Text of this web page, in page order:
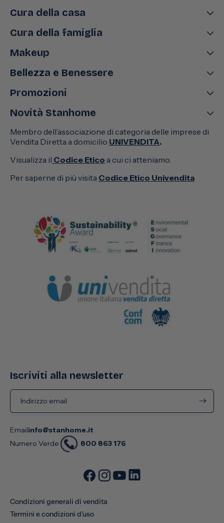
Cura della casa
Cura della famiglia
Makeup
Bellezza e Benessere
Promozioni
Novità Stanhome
Membro dell’associazione di categoria delle imprese di
Vendita Diretta a domicilio UNIVENDITA.
Visualizza il Codice Etico a cui ci atteniamo.
Per saperne di più visita Codice Etico Univendita
Iscriviti alla newsletter
Indirizzo email
Emailinfo@stanhome.it
Numero Verde
800 863 176
Condizioni generali di vendita
Termini e condizioni d'uso